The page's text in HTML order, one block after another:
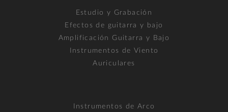
Estudio y Grabación
Efectos de guitarra y bajo
Amplificación Guitarra y Bajo
Instrumentos de Viento
Auriculares
Instrumentos de Arco